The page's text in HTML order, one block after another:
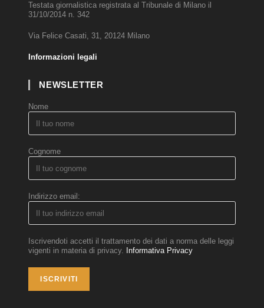
Testata giornalistica registrata al Tribunale di Milano il
31/10/2014 n. 342
Via Felice Casati, 31, 20124 Milano
Informazioni legali
NEWSLETTER
Nome
Cognome
Indirizzo email:
Iscrivendoti accetti il trattamento dei dati a norma delle leggi
vigenti in materia di privacy. Informativa Privacy